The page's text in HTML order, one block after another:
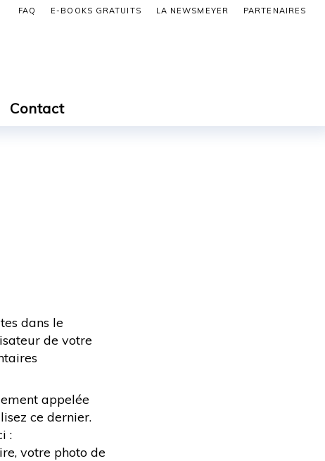
FAQ E-BOOKS GRATUITS LA NEWSMEYER PARTENAIRES
Contact
dans le
de votre
appelée
ce dernier.
:
votre photo de